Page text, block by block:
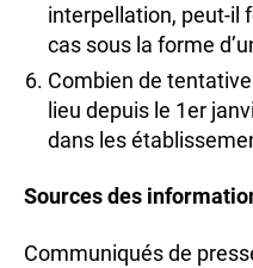
interpellation, peut-il
cas sous la forme
Combien de
lieu depuis le 1er
dans les
Sources des
Communiqués de